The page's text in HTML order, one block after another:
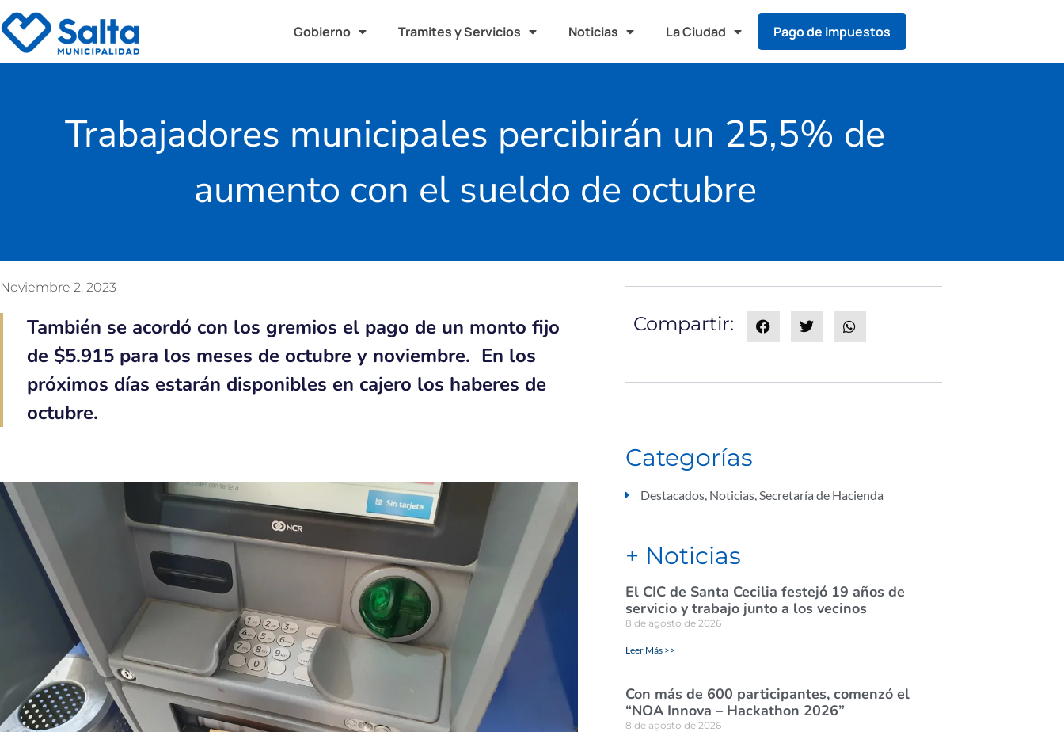
Gobierno Tramites y Servicios Noticias La Ciudad Pago de impuestos
Trabajadores municipales percibirán un 25,5% de
aumento con el sueldo de octubre
Noviembre 2, 2023
También se acordó con los gremios el pago de un monto fijo
de $5.915 para los meses de octubre y noviembre. En los
próximos días estarán disponibles en cajero los haberes de
octubre.
Compartir:
Categorías
Destacados, Noticias,Secretaría de Hacienda
+ Noticias
El CIC de Santa Cecilia festejó 19 años de
servicio y trabajo junto a los vecinos
8 de agosto de 2026
Leer Más >>
Con más de 600 participantes, comenzó el
“NOA Innova – Hackathon 2026”
8 de agosto de 2026